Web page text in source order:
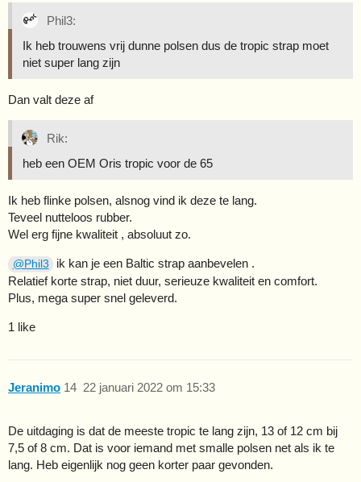
Phil3:
Ik heb trouwens vrij dunne polsen dus de tropic strap moet
niet super lang zijn
Dan valt deze af
Rik:
heb een OEM Oris tropic voor de 65
Ik heb flinke polsen, alsnog vind ik deze te lang.
Teveel nutteloos rubber.
Wel erg fijne kwaliteit , absoluut zo.
@Phil3
ik kan je een Baltic strap aanbevelen .
Relatief korte strap, niet duur, serieuze kwaliteit en comfort.
Plus, mega super snel geleverd.
1 like
Jeranimo 22 januari 2022 om 15:33
14
De uitdaging is dat de meeste tropic te lang zijn, 13 of 12 cm bij
7,5 of 8 cm. Dat is voor iemand met smalle polsen net als ik te
lang. Heb eigenlijk nog geen korter paar gevonden.